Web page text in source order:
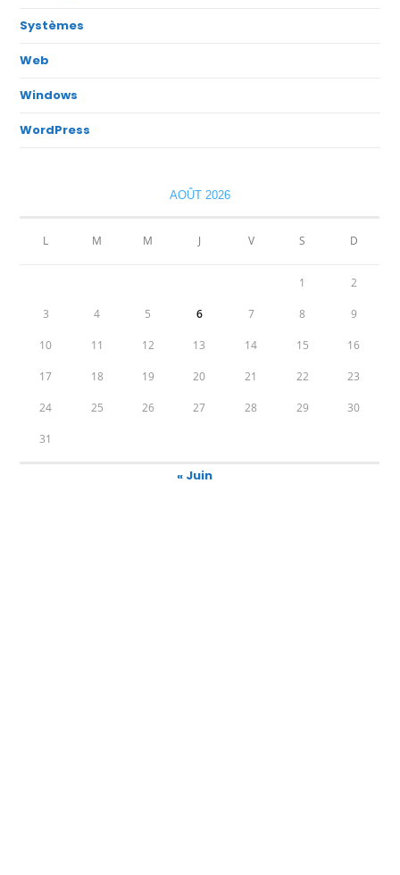
Systèmes
Web
Windows
WordPress
AOÛT 2026
L M M J V S D
1 2
3 4 5 6 7 8 9
10 11 12 13 14 15 16
17 18 19 20 21 22 23
24 25 26 27 28 29 30
31
« Juin